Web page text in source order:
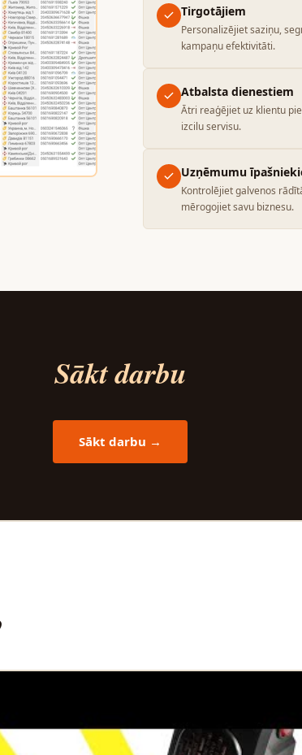
Tirgotājiem
Personalizējiet saziņu,
kampaņu efektivitāti.
Atbalsta dienestiem
Ātri reaģējiet uz klientu
izcilu servisu.
Uzņēmumu
Kontrolējiet galvenos
mērogojiet savu biznesu.
Sākt darbu
Sākt darbu →